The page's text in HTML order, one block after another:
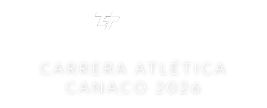
CARRERA ATLÉTICA